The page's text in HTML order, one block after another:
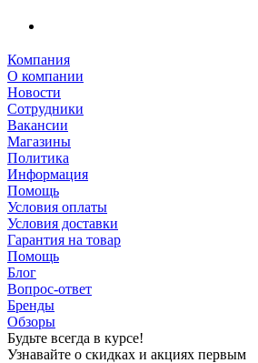
Компания
О компании
Новости
Сотрудники
Вакансии
Магазины
Политика
Информация
Помощь
Условия оплаты
Условия доставки
Гарантия на товар
Помощь
Блог
Вопрос-ответ
Бренды
Обзоры
Будьте всегда в курсе!
Узнавайте о скидках и акциях первым